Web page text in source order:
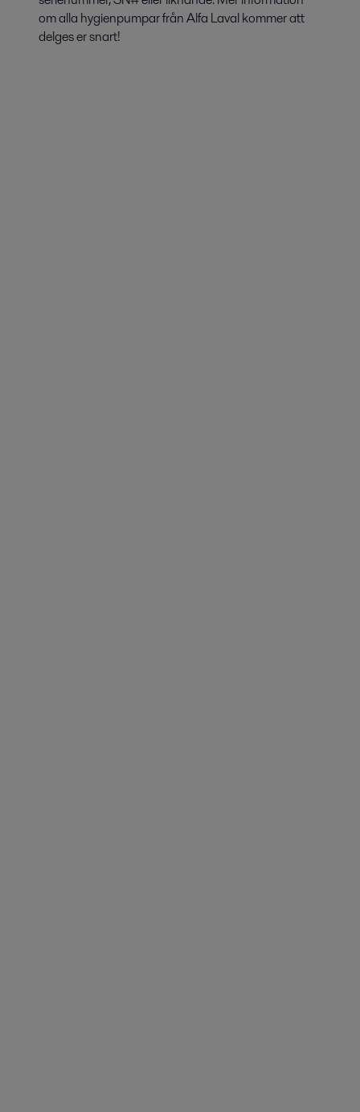
om alla hygienpumpar från Alfa Laval kommer att
delges er snart!